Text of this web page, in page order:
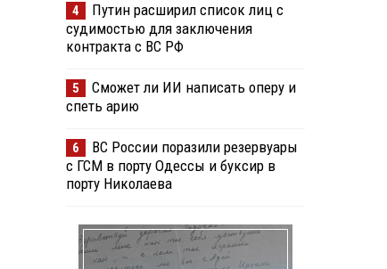
4
Путин расширил список лиц с
судимостью для заключения
контракта с ВС РФ
5
Сможет ли ИИ написать оперу и
спеть арию
6
ВС России поразили резервуары
с ГСМ в порту Одессы и буксир в
порту Николаева